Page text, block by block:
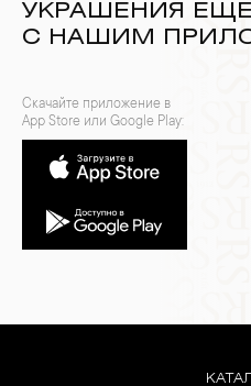
УКРАШЕНИЯ
С НАШИМ
Скачайте приложение в
App Store или Google Play: